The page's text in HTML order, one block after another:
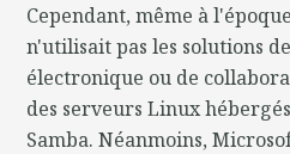
Cependant, même à
n'utilisait pas les solutions
électronique ou de
des serveurs Linux
Samba. Néanmoins,